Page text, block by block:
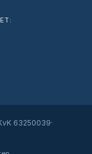
63250039·